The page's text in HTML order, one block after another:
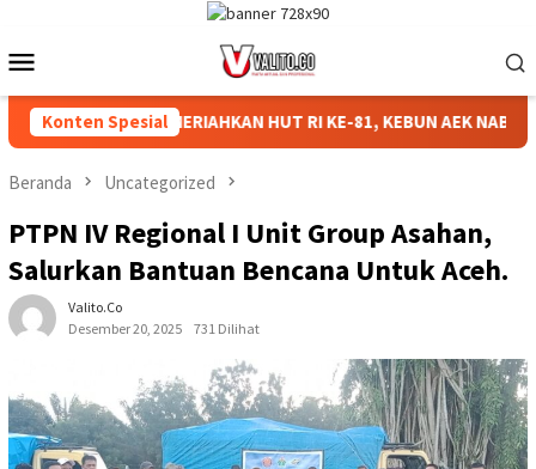
konten
Mobile
Konten SpesialMERIAHKAN HUT RI KE-81, KEBUN AEK NABARA
Beranda Uncategorized
PTPN IV Regional I Unit Group Asahan,
Salurkan Bantuan Bencana Untuk Aceh.
Valito.co
Desember 20, 2025
731 Dilihat